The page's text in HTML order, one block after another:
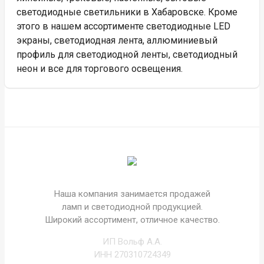
светодиодные светильники в Хабаровске. Кроме
этого в нашем ассортименте светодиодные LED
экраны, светодиодная лента, аллюминиевый
профиль для светодиодной ленты, светодиодный
неон и все для торгового освещения.
Наша компания занимается продажей
ламп и светодиодной продукцией.
Широкий ассортимент, отличное качество.
ИП Вольф А.А.
ИНН 270310724349